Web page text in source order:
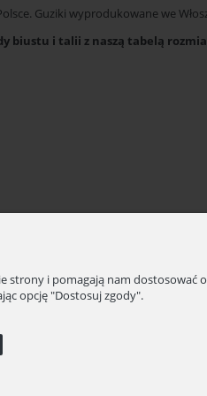
Guziki wyprodukowane we
biustu i talii z naszą tabelą
strony i pomagają nam
opcję "Dostosuj zgody".